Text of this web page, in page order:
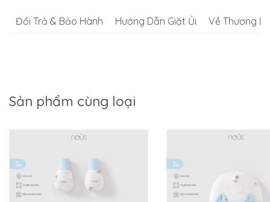
Đổi Trả & Bảo Hành Hướng Dẫn Giặt Ủi Về Thương
Sản phẩm cùng loại